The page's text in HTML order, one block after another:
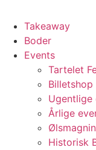
Takeaway
Boder
Events
Tartelet
Billetshop
Ugentlige
Årlige
Historisk